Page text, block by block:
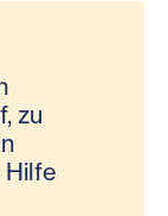
zu
Hilfe